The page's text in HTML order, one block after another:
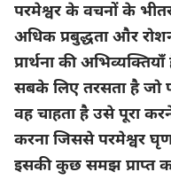
परमेश्वर के वचनों के भीतर
अधिक प्रबुद्धता और
प्रार्थना की
सबके लिए तरसता है जो
वह चाहता है उसे पूरा
करना जिससे परमेश्वर
इसकी कुछ समझ प्राप्त